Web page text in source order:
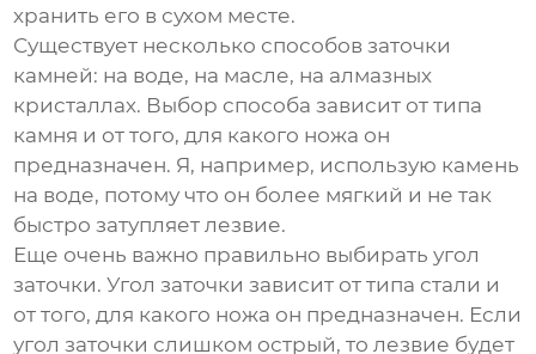
хранить его в сухом месте.
Существует несколько способов заточки
камней: на воде, на масле, на алмазных
кристаллах. Выбор способа зависит от типа
камня и от того, для какого ножа он
предназначен. Я, например, использую камень
на воде, потому что он более мягкий и не так
быстро затупляет лезвие.
Еще очень важно правильно выбирать угол
заточки. Угол заточки зависит от типа стали и
от того, для какого ножа он предназначен. Если
угол заточки слишком острый, то лезвие будет